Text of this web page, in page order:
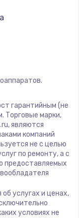
гарантийным (не
Торговые марки,
являются
компаний
не с целью
по ремонту, а с
предоставляемых
услугах и ценах,
условиях не